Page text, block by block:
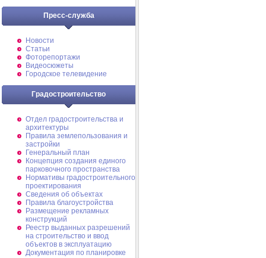
Пресс-служба
Новости
Статьи
Фоторепортажи
Видеосюжеты
Городское телевидение
Градостроительство
Отдел градостроительства и
архитектуры
Правила землепользования и
застройки
Генеральный план
Концепция создания единого
парковочного пространства
Нормативы градостроительного
проектирования
Сведения об объектах
Правила благоустройства
Размещение рекламных
конструкций
Реестр выданных разрешений
на строительство и ввод
объектов в эксплуатацию
Документация по планировке